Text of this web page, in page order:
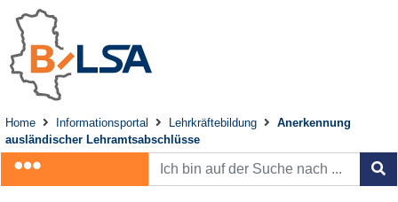
Home Informationsportal Lehrkräftebildung
Anerkennung
ausländischer Lehramtsabschlüsse